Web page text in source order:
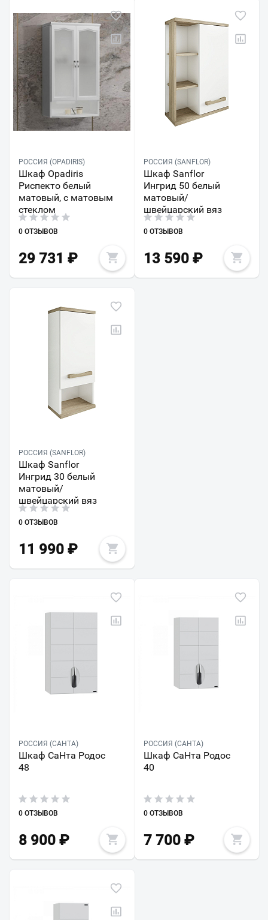
РОССИЯ (OPADIRIS)
Шкаф Opadiris
Риспекто белый
матовый, с матовым
стеклом
0 ОТЗЫВОВ
29 731 ₽
РОССИЯ (SANFLOR)
Шкаф Sanflor
Ингрид 50 белый
матовый/
швейцарский вяз
0 ОТЗЫВОВ
13 590₽
РОССИЯ (SANFLOR)
Шкаф Sanflor
Ингрид 30 белый
матовый/
швейцарский вяз
0 ОТЗЫВОВ
11 990 ₽
РОССИЯ (САНТА)
Шкаф СаНта Родос
48
0 ОТЗЫВОВ
8 900 ₽
РОССИЯ (САНТА)
Шкаф СаНта Родос
40
0 ОТЗЫВОВ
7 700₽